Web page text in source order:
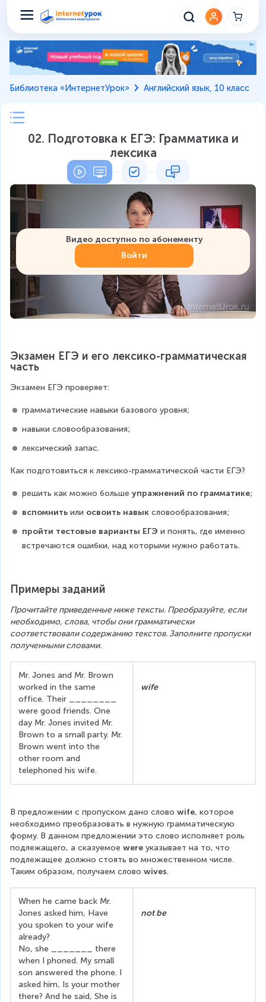
Библиотека «ИнтернетУрок» Английский язык, 10 класс
02. Подготовка к ЕГЭ: Грамматика и
лексика
Видео доступно по абонементу
Войти
Экзамен ЕГЭ и его лексико-грамматическая
часть
Экзамен ЕГЭ проверяет:
грамматические навыки базового уровня;
навыки словообразования;
лексический запас.
Как подготовиться к лексико-грамматической части ЕГЭ?
решить как можно больше упражнений по грамматике;
вспомнить или освоить навык словообразования;
пройти тестовые варианты ЕГЭ и понять, где именно
встречаются ошибки, над которыми нужно работать.
Примеры заданий
Прочитайте приведенные ниже тексты. Преобразуйте, если
необходимо, слова, чтобы они грамматически
соответствовали содержанию текстов. Заполните пропуски
полученными словами.
Mr. Jones and Mr. Brown
worked in the same
office. Their ________
were good friends. One
day Mr. Jones invited Mr.
Brown to a small party. Mr.
Brown went into the
other room and
telephoned his wife.
wife
В предложении с пропуском дано слово wife, которое
необходимо преобразовать в нужную грамматическую
форму. В данном предложении это слово исполняет роль
подлежащего, а сказуемое were указывает на то, что
подлежащее должно стоять во множественном числе.
Таким образом, получаем слово wives.
When he came back Mr.
Jones asked him, Have
you spoken to your wife
already?
No, she _______ there
when I phoned. My small
son answered the phone. I
asked him, Is your mother
there? And he said, She is
not be